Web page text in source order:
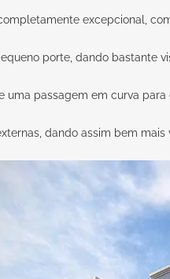
excepcional,
porte, dando bastante
uma passagem em curva
dando assim bem